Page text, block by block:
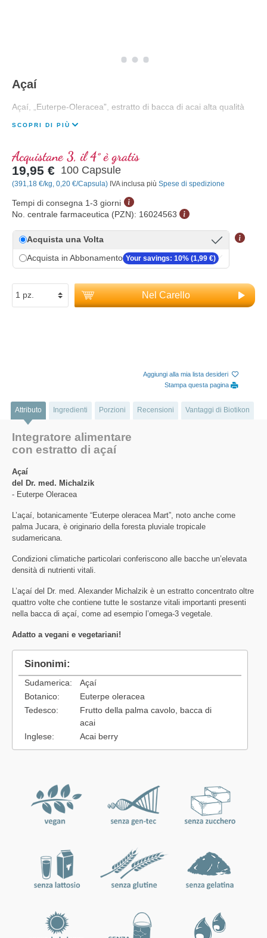
Açaí
Açaí, „Euterpe-Oleracea”, estratto di bacca di acai alta qualità
SCOPRI DI PIÙ
Acquistane 3, il 4° è gratis
19,95 € 100 Capsule
(391,18 €/kg, 0,20 €/Capsula) IVA inclusa più Spese di spedizione
Tempi di consegna 1-3 giorni
No. centrale farmaceutica (PZN): 16024563
Acquista una Volta
Acquista in Abbonamento Your savings: 10% (1,99 €)
Nel Carello
Aggiungi alla mia lista desideri
Stampa questa pagina
Attributo Ingredienti Porzioni Recensioni Vantaggi di Biotikon
Integratore alimentare
con estratto di açaí
Açaí
del Dr. med. Michalzik
- Euterpe Oleracea
L’açaí, botanicamente “Euterpe oleracea Mart”, noto anche come
palma Jucara, è originario della foresta pluviale tropicale
sudamericana.
Condizioni climatiche particolari conferiscono alle bacche un’elevata
densità di nutrienti vitali.
L’açaí del Dr. med. Alexander Michalzik è un estratto concentrato oltre
quattro volte che contiene tutte le sostanze vitali importanti presenti
nella bacca di açaí, come ad esempio l’omega-3 vegetale.
Adatto a vegani e vegetariani!
Sinonimi:
Sudamerica:
Açaí
Botanico:
Euterpe oleracea
Tedesco:
Frutto della palma cavolo, bacca di
acai
Inglese:
Acai berry